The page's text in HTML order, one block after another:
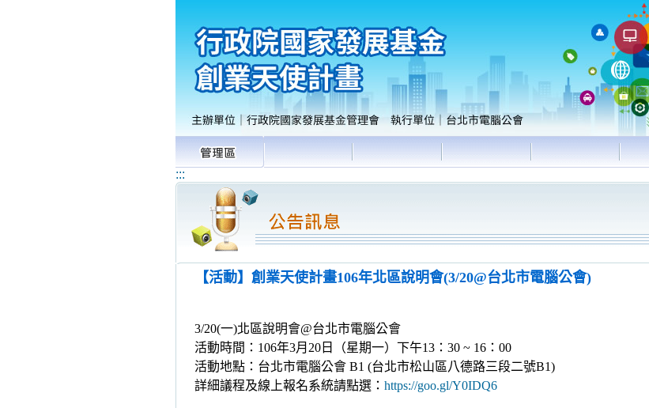
:::
【活動】創業天使計畫106年北區說明會(3/20@台北市電腦公會)
3/20(一)北區說明會@台北市電腦公會
活動時間：106年3月20日（星期一）下午13：30 ~ 16：00
活動地點：台北市電腦公會 B1 (台北市松山區八德路三段二號B1)
詳細議程及線上報名系統請點選： https://goo.gl/Y0IDQ6